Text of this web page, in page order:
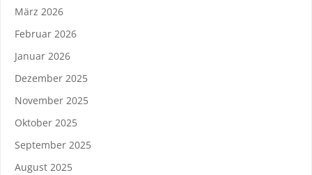
März 2026
Februar 2026
Januar 2026
Dezember 2025
November 2025
Oktober 2025
September 2025
August 2025